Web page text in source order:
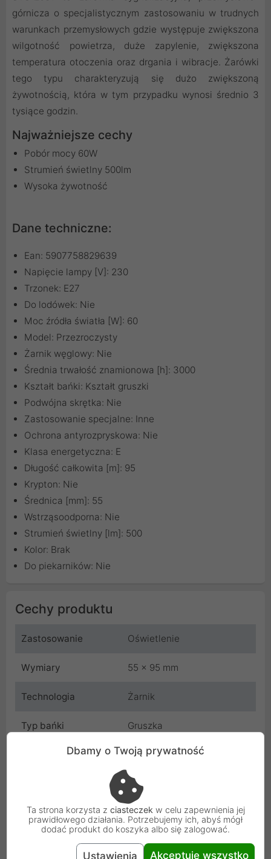
górnicza o specjalistycznym zastosowaniu w trudnych
warunkach przemysłowych gdzie występuje zwiększona
wilgotność powietrza, duże zapylenie, zwiększona
temperatura otoczenia oraz drgania i wibracje. Żarówki
tego typu charakteryzują się dużo zwiększoną
żywotnością, która w tym przypadku wynosi średnio 3
tysiące godzin.
Najważniejsze cechy
Pobór mocy 60W
Strumień świetlny 500lm
Wysoka żywotność
Dane techniczne:
Ean: 5907758829639
Napięcie lampy [V]: 230
Trzonek: E27
Do lodówek: Nie
Moc źródła światła [W]: 60
Model: Przezroczysty
Żarnik węglowy: Nie
Średnia trwałość znamionowa [h]: 3000
Kształt bańki: Kształt gruszki
Podwójna skrętka: Nie
Zastosowanie specjalne: Inne
Ochrona antyrozpryskowa: Nie
Klasa energetyczna: E
Długość całkowita [m]: 95
Krypton: Nie
Średnica [mm]: 55
Wstrząsoodporna: Nie
Strumień świetlny [lm]: 500
Kolor: Brak
Do piekarników: Nie
Cechy produktu
Zastosowanie Oświetlenie
Wymiary 55 x 95 mm
Technologia Żarnik
Typ bańki Gruszka
Brak
srebrny
Barwa światła Ciepła
Temperatura barwowa 2700K
Dbamy o Twoją prywatność
Ta strona korzysta z ciasteczek w celu zapewnienia jej
prawidłowego działania. Potrzebujemy ich, abyś mógł
dodać produkt do koszyka albo się zalogować.
Ustawienia Akceptuję wszystko